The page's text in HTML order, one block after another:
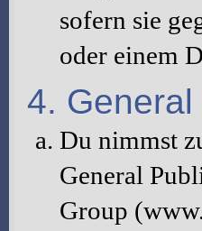
sofern sie
oder einem
4.
Du nimmst
General
Group